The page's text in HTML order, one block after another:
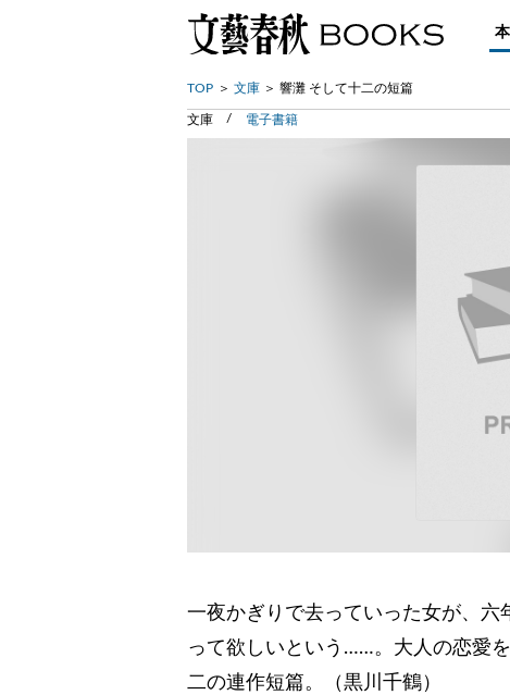
TOP 文庫 響灘 そして十二の短篇
文庫 電子書籍
一夜かぎりで去っていった女が、
って欲しいという……。大人の恋愛
二の連作短篇。（黒川千鶴）